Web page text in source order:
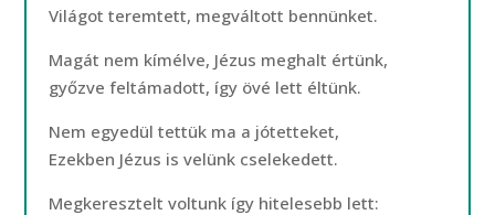
Világot teremtett, megváltott bennünket.
Magát nem kímélve, Jézus meghalt értünk,
győzve feltámadott, így övé lett éltünk.
Nem egyedül tettük ma a jótetteket,
Ezekben Jézus is velünk cselekedett.
Megkeresztelt voltunk így hitelesebb lett: